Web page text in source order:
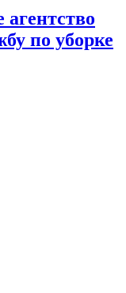
по уборке